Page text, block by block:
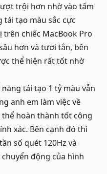
trội hơn nhờ vào tấm
tái tạo màu sắc cực
chiếc MacBook Pro
hơn và tươi tắn, bên
thể hiện rất tốt nhờ
tái tạo 1 tỷ màu vẫn
anh em làm việc về
hoàn thành tốt công
xác. Bên cạnh đó thì
số quét 120Hz và
động của hình